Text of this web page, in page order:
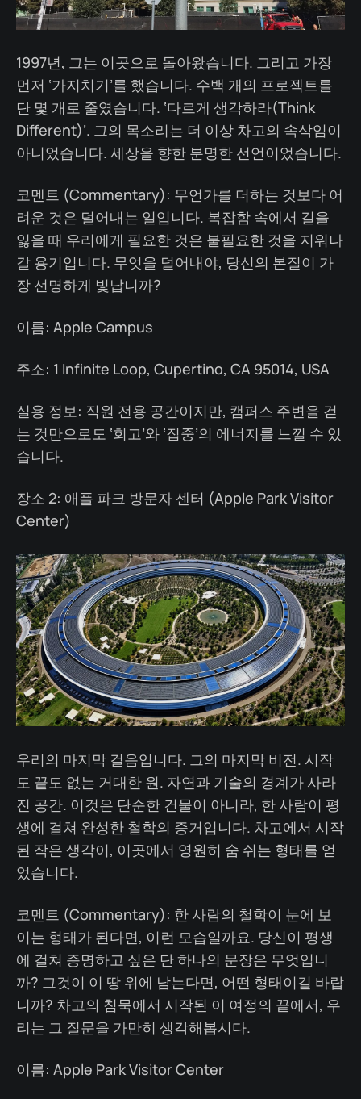
1997년, 그는 이곳으로 돌아왔습니다. 그리고 가장
먼저 ‘가지치기’를 했습니다. 수백 개의 프로젝트를
단 몇 개로 줄였습니다. ‘다르게 생각하라(Think
Different)’. 그의 목소리는 더 이상 차고의 속삭임이
아니었습니다. 세상을 향한 분명한 선언이었습니다.
코멘트 (Commentary): 무언가를 더하는 것보다 어
려운 것은 덜어내는 일입니다. 복잡함 속에서 길을
잃을 때 우리에게 필요한 것은 불필요한 것을 지워나
갈 용기입니다. 무엇을 덜어내야, 당신의 본질이 가
장 선명하게 빛납니까?
이름: Apple Campus
주소: 1 Infinite Loop, Cupertino, CA 95014, USA
실용 정보: 직원 전용 공간이지만, 캠퍼스 주변을 걷
는 것만으로도 ‘회고’와 ‘집중’의 에너지를 느낄 수 있
습니다.
장소 2: 애플 파크 방문자 센터 (Apple Park Visitor
Center)
우리의 마지막 걸음입니다. 그의 마지막 비전. 시작
도 끝도 없는 거대한 원. 자연과 기술의 경계가 사라
진 공간. 이것은 단순한 건물이 아니라, 한 사람이 평
생에 걸쳐 완성한 철학의 증거입니다. 차고에서 시작
된 작은 생각이, 이곳에서 영원히 숨 쉬는 형태를 얻
었습니다.
코멘트 (Commentary): 한 사람의 철학이 눈에 보
이는 형태가 된다면, 이런 모습일까요. 당신이 평생
에 걸쳐 증명하고 싶은 단 하나의 문장은 무엇입니
까? 그것이 이 땅 위에 남는다면, 어떤 형태이길 바랍
니까? 차고의 침묵에서 시작된 이 여정의 끝에서, 우
리는 그 질문을 가만히 생각해봅시다.
이름: Apple Park Visitor Center